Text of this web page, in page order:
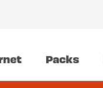
Packs